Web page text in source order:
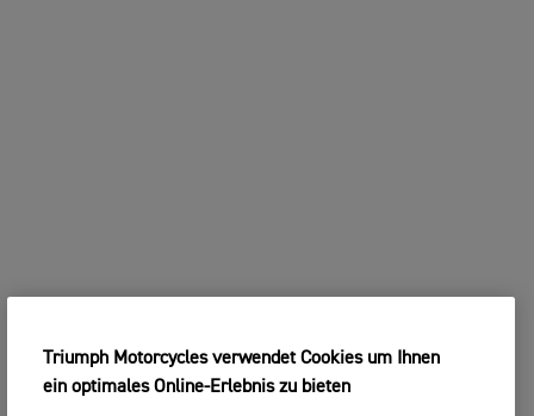
Triumph Motorcycles verwendet Cookies um Ihnen
ein optimales Online-Erlebnis zu bieten